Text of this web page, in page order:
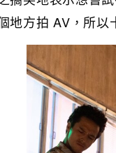
地方拍 AV，所以